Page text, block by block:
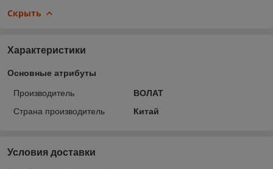
Скрыть
Характеристики
Основные атрибуты
Производитель
ВОЛАТ
Страна производитель
Китай
Условия доставки